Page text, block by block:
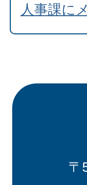
人事課に
〒